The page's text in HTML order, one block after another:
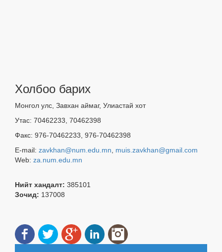
Холбоо барих
Монгол улс, Завхан аймаг, Улиастай хот
Утас: 70462233, 70462398
Факс: 976-70462233, 976-70462398
E-mail: zavkhan@num.edu.mn
muis.zavkhan@gmail.com
Web: za.num.edu.mn
Нийт хандалт: 385101
Зочид: 137008